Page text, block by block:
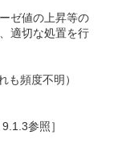
ゼ値の上昇等の
適切な処置を行
も頻度不明）
参照］